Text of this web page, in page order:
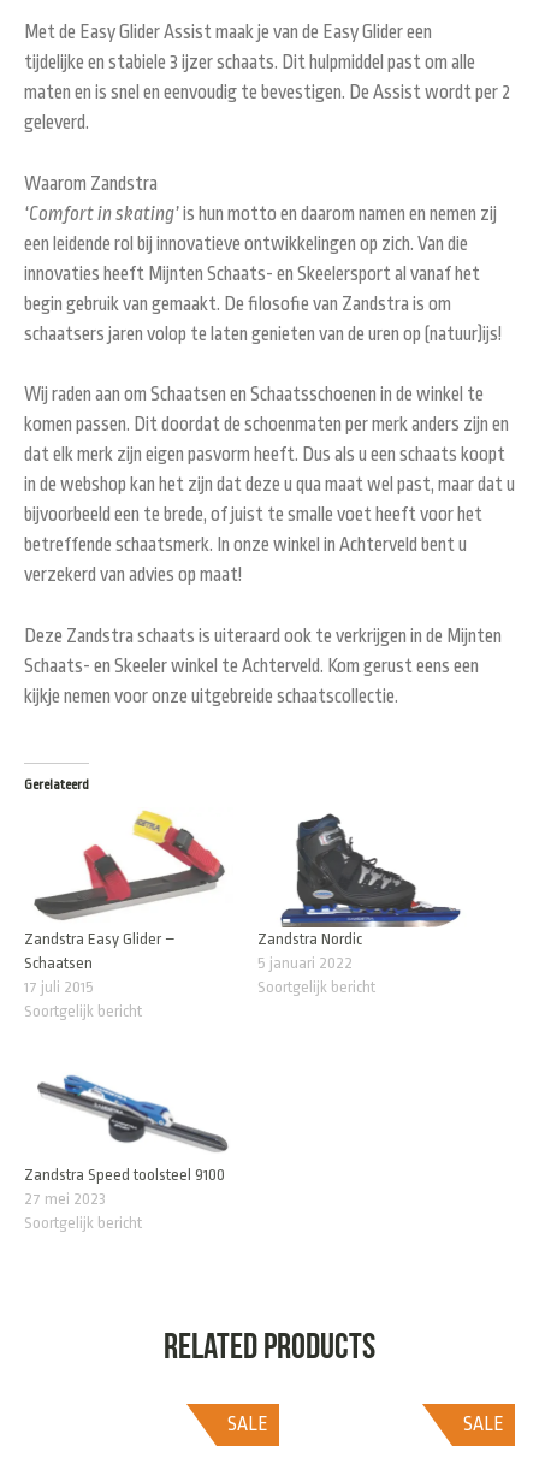
Met de Easy Glider Assist maak je van de Easy Glider een
tijdelijke en stabiele 3 ijzer schaats. Dit hulpmiddel past om alle
maten en is snel en eenvoudig te bevestigen. De Assist wordt per 2
geleverd.
Waarom Zandstra
‘Comfort in skating’is hun motto en daarom namen en nemen zij
een leidende rol bij innovatieve ontwikkelingen op zich. Van die
innovaties heeft Mijnten Schaats- en Skeelersport al vanaf het
begin gebruik van gemaakt. De filosofie van Zandstra is om
schaatsers jaren volop te laten genieten van de uren op (natuur)ijs!
Wij raden aan om Schaatsen en Schaatsschoenen in de winkel te
komen passen. Dit doordat de schoenmaten per merk anders zijn en
dat elk merk zijn eigen pasvorm heeft. Dus als u een schaats koopt
in de webshop kan het zijn dat deze u qua maat wel past, maar dat u
bijvoorbeeld een te brede, of juist te smalle voet heeft voor het
betreffende schaatsmerk. In onze winkel in Achterveld bent u
verzekerd van advies op maat!
Deze Zandstra schaats is uiteraard ook te verkrijgen in de Mijnten
Schaats- en Skeeler winkel te Achterveld. Kom gerust eens een
kijkje nemen voor onze uitgebreide schaatscollectie.
Gerelateerd
Zandstra Easy Glider –
Schaatsen
17 juli 2015
Soortgelijk bericht
Zandstra Nordic
5 januari 2022
Soortgelijk bericht
Zandstra Speed toolsteel 9100
27 mei 2023
Soortgelijk bericht
Related products
SALE
SALE